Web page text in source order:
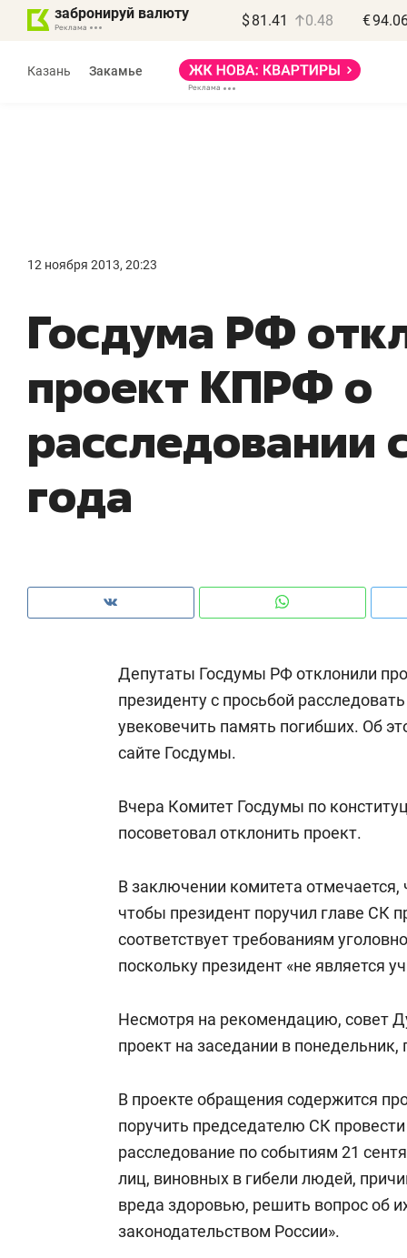
забронируй валюту $ 81.41 0.48 €
Казань Закамье
12 ноября 2013, 20:23
Госдума РФ
проект КПРФ о
расследовании
года
Депутаты Госдумы РФ отклонили
президенту с просьбой
увековечить память погибших. Об
сайте Госдумы.
Вчера Комитет Госдумы по
посоветовал отклонить проект.
В заключении комитета
чтобы президент поручил главе СК
соответствует требованиям
поскольку президент «не является
Несмотря на рекомендацию, совет
проект на заседании в понедельник,
В проекте обращения содержится
поручить председателю СК
расследование по событиям 21
лиц, виновных в гибели людей,
вреда здоровью, решить вопрос об
законодательством России».
правил, бизнес может
потерять минимум
полгода»
Как бизнесу выйти на зарубежные
чем интересен Оман?
Рекомендуем
Оставить шум за волной: как
ЖК «Заря»
когда
свою